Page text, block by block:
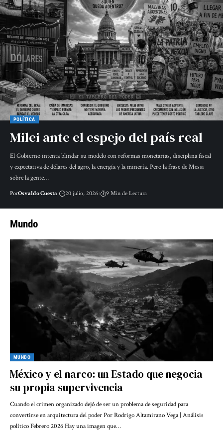
POLÍTICA
Milei ante el espejo del país real
El Gobierno intenta blindar su modelo con reformas monetarias, disciplina fiscal
y expectativa de dólares del agro, la energía y la minería. Pero la frase de Messi
sobre la gente…
PorOsvaldo Cuesta 20 julio, 2026 9 Min de Lectura
Mundo
MUNDO
México y el narco: un Estado que negocia
su propia supervivencia
Cuando el crimen organizado dejó de ser un problema de seguridad para
convertirse en arquitectura del poder Por Rodrigo Altamirano Vega | Análisis
político Febrero 2026 Hay una imagen que…